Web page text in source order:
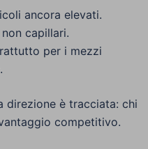
ancora elevati.
capillari.
per i mezzi
direzione è tracciata: chi
competitivo.